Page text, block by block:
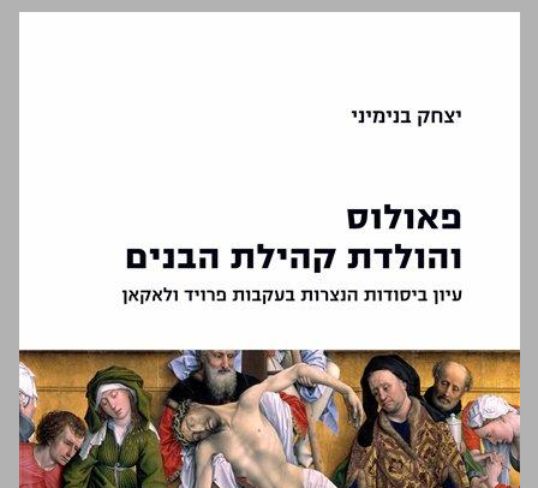
פאולוס והולדת קהילת הבנים ... 0